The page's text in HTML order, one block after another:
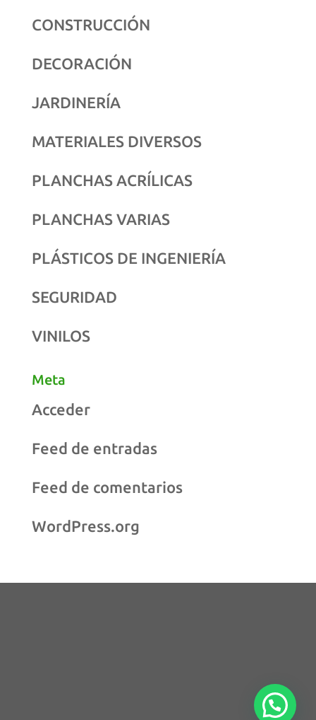
CONSTRUCCIÓN
DECORACIÓN
JARDINERÍA
MATERIALES DIVERSOS
PLANCHAS ACRÍLICAS
PLANCHAS VARIAS
PLÁSTICOS DE INGENIERÍA
SEGURIDAD
VINILOS
Meta
Acceder
Feed de entradas
Feed de comentarios
WordPress.org